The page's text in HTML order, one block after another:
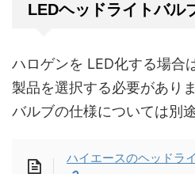
LEDヘッドライトバル
ハロゲンを LED化する場合
製品を選択する必要があり
バルブの仕様については別
ハイエースのヘッドラ